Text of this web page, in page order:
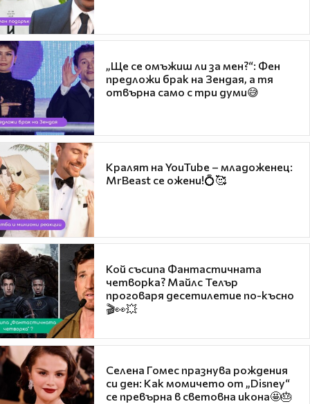
„Ще се омъжиш ли за мен?“: Фен
предложи брак на Зендая, а тя
отвърна само с три думи😅
Кралят на YouTube – младоженец:
MrBeast се ожени!💍🥰
Кой съсипа Фантастичната
четворка? Майлс Телър
проговаря десетилетие по-късно
🎬👀💥
Селена Гомес празнува рождения
си ден: Как момичето от „Disney“
се превърна в световна икона🤩🎂